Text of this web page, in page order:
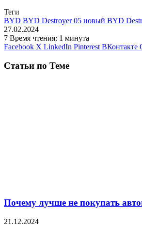
Теги
BYD BYD Destroyer 05 новый BYD
27.02.2024
7 Время чтения: 1 минута
Facebook X LinkedIn Pinterest ВКонтакте
Статьи по Теме
Почему лучше не покупать
21.12.2024